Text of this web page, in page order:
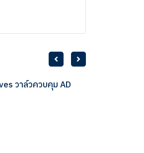
วาล์วควบคุม AD